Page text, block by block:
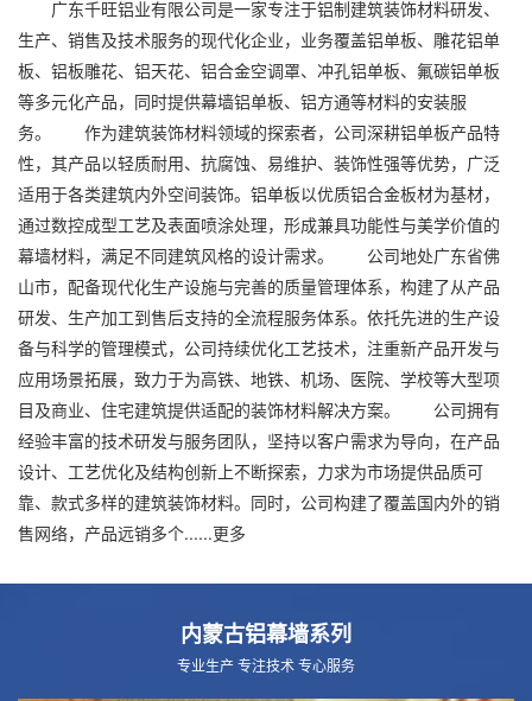
广东千旺铝业有限公司是一家专注于铝制建筑装饰材料研发、
生产、销售及技术服务的现代化企业，业务覆盖铝单板、雕花铝单
板、铝板雕花、铝天花、铝合金空调罩、冲孔铝单板、氟碳铝单板
等多元化产品，同时提供幕墙铝单板、铝方通等材料的安装服
务。 作为建筑装饰材料领域的探索者，公司深耕铝单板产品特
性，其产品以轻质耐用、抗腐蚀、易维护、装饰性强等优势，广泛
适用于各类建筑内外空间装饰。铝单板以优质铝合金板材为基材，
通过数控成型工艺及表面喷涂处理，形成兼具功能性与美学价值的
幕墙材料，满足不同建筑风格的设计需求。 公司地处广东省佛
山市，配备现代化生产设施与完善的质量管理体系，构建了从产品
研发、生产加工到售后支持的全流程服务体系。依托先进的生产设
备与科学的管理模式，公司持续优化工艺技术，注重新产品开发与
应用场景拓展，致力于为高铁、地铁、机场、医院、学校等大型项
目及商业、住宅建筑提供适配的装饰材料解决方案。 公司拥有
经验丰富的技术研发与服务团队，坚持以客户需求为导向，在产品
设计、工艺优化及结构创新上不断探索，力求为市场提供品质可
靠、款式多样的建筑装饰材料。同时，公司构建了覆盖国内外的销
售网络，产品远销多个......更多
内蒙古铝幕墙系列
专业生产 专注技术 专心服务